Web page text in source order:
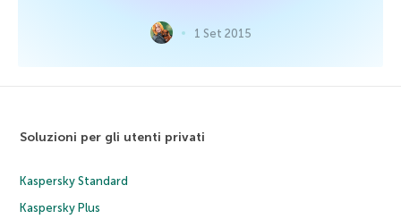
1 Set 2015
Soluzioni per gli utenti privati
Kaspersky Standard
Kaspersky Plus